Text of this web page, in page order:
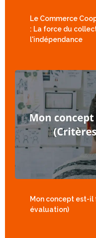
Le Commerce
: La force du
l'indépendance
Mon concept est-il
évaluation)